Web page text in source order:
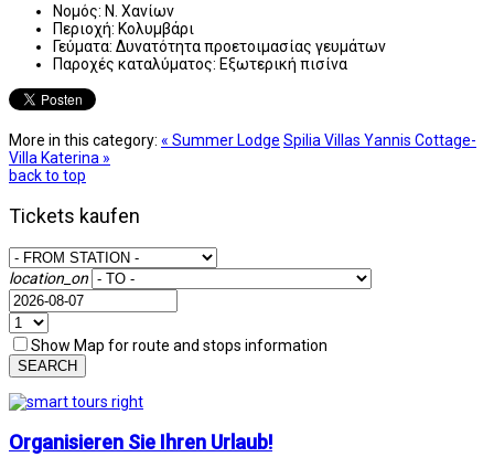
Νομός: Ν. Χανίων
Περιοχή: Κολυμβάρι
Γεύματα: Δυνατότητα προετοιμασίας γευμάτων
Παροχές καταλύματος: Εξωτερική πισίνα
More in this category: « Summer Lodge Spilia Villas Yannis Cottage-
Villa Katerina »
back to top
Tickets kaufen
location_on
Show Map for route and stops information
SEARCH
Organisieren Sie Ihren Urlaub!